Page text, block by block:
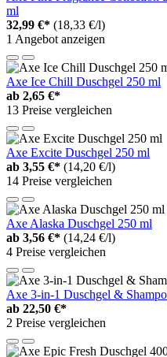
ml
32,99 €* (18,33 €/l)
1 Angebot anzeigen
Axe Ice Chill Duschgel 250 ml
ab 2,65 €*
13 Preise vergleichen
Axe Excite Duschgel 250 ml
ab 3,55 €* (14,20 €/l)
14 Preise vergleichen
Axe Alaska Duschgel 250 ml
ab 3,56 €* (14,24 €/l)
4 Preise vergleichen
Axe 3-in-1 Duschgel &
ab 22,50 €*
2 Preise vergleichen